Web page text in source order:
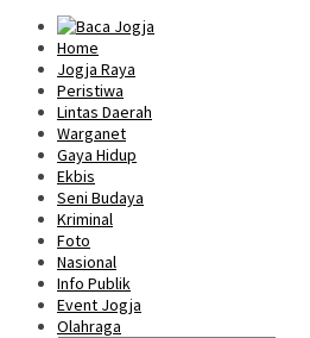
Home
Jogja Raya
Peristiwa
Lintas Daerah
Warganet
Gaya Hidup
Ekbis
Seni Budaya
Kriminal
Foto
Nasional
Info Publik
Event Jogja
Olahraga